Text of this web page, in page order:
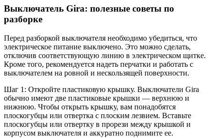
Выключатель Gira: полезные советы по
разборке
Перед разборкой выключателя необходимо убедиться, что
электрическое питание выключено. Это можно сделать,
отключив соответствующую линию в электрическом щитке.
Кроме того, рекомендуется надеть перчатки и работать с
выключателем на ровной и нескользящей поверхности.
Шаг 1: Откройте пластиковую крышку. Выключатели Gira
обычно имеют две пластиковые крышки — верхнюю и
нижнюю. Чтобы открыть крышку, вам понадобятся
плоскогубцы или отвертка с плоским лезвием. Вставьте
плоскогубцы или отвертку в прорези между крышкой и
корпусом выключателя и аккуратно поднимите ее.